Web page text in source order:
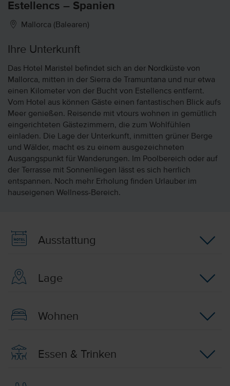
Estellencs – Spanien
Mallorca (Balearen)
Ihre Unterkunft
Das Hotel Maristel befindet sich an der Nordküste von
Mallorca, mitten in der Sierra de Tramuntana und nur etwa
einen Kilometer von der Bucht von Estellencs entfernt.
Vom Hotel aus können Gäste einen fantastischen Blick aufs
Meer genießen. Reisende mit vtours wohnen in gemütlich
eingerichteten Gästezimmern, die zum Wohlfühlen
einladen. Die Lage der Unterkunft, inmitten grüner Berge
und Wälder, macht es zu einem ausgezeichneten
Ausgangspunkt für Wanderungen. Im Poolbereich oder auf
der Terrasse mit Sonnenliegen lässt es sich herrlich
entspannen. Noch mehr Erholung finden Urlauber im
hauseigenen Wellness-Bereich.
Ausstattung
Lage
Wohnen
Essen & Trinken